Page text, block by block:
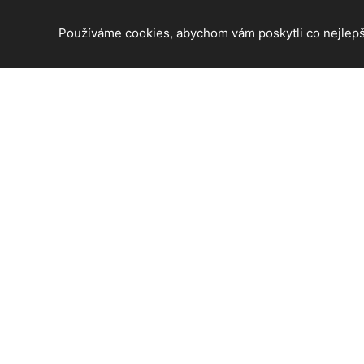
Používáme cookies, abychom vám poskytli co